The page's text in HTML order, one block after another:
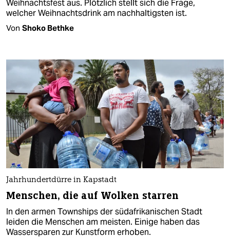
Weihnachtsfest aus. Plötzlich stellt sich die Frage,
welcher Weihnachtsdrink am nachhaltigsten ist.
Von Shoko Bethke
Jahrhundertdürre in Kapstadt
Menschen, die auf Wolken starren
In den armen Townships der südafrikanischen Stadt
leiden die Menschen am meisten. Einige haben das
Wassersparen zur Kunstform erhoben.